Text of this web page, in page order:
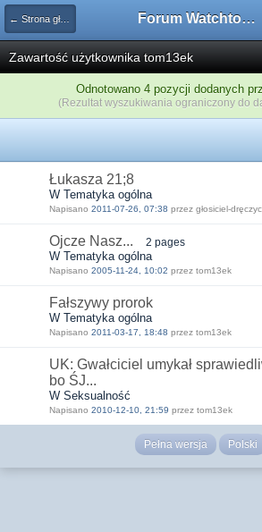
← Strona główna Forum Watchtower
Zawartość użytkownika tom13ek
Odnotowano 4 pozycji dodanych
(Rezultat wyszukiwania ograniczony do
Łukasza 21;8
W Tematyka ogólna
Napisano 2011-07-26, 07:38 przez głosiciel-
Ojcze Nasz... 2 pages
W Tematyka ogólna
Napisano 2005-11-24, 10:02 przez tom13ek
Fałszywy prorok
W Tematyka ogólna
Napisano 2011-03-17, 18:48 przez tom13ek
UK: Gwałciciel umykał
bo ŚJ...
W Seksualność
Napisano 2010-12-10, 21:59 przez tom13ek
Pełna wersja Polski